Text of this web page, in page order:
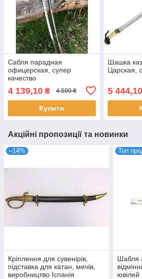
Сабля парадная
офицерская, супер
качество
4 139,10 ₴ 4 599 ₴
Купити
Шашка
Царская,
5 444,10
Акційні пропозиції та новинки
–14%
Кріплення для сувенірів,
підставка для катан, мечів,
виробництво Іспанія
Топ
Шабля
ювілей